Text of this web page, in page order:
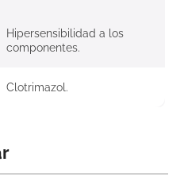
Hipersensibilidad a los
componentes.
Clotrimazol.